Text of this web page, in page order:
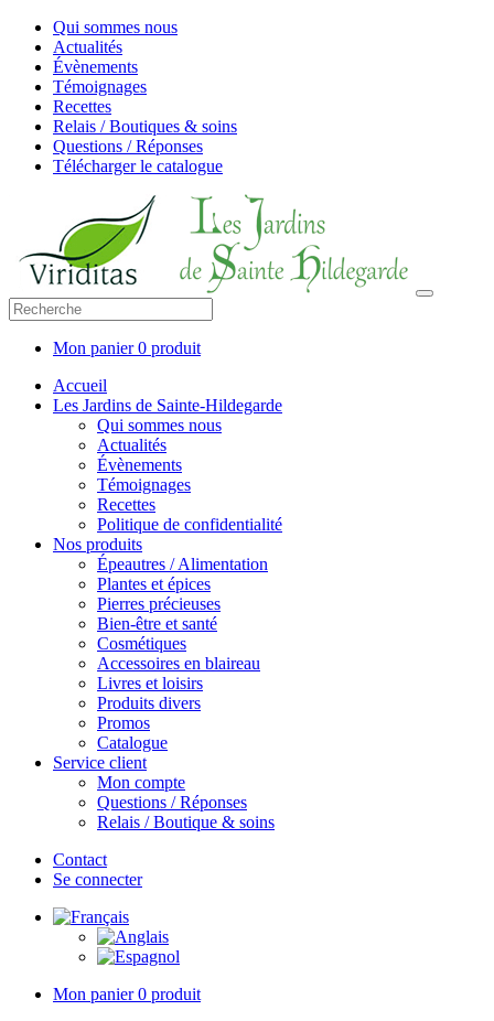
Qui sommes nous
Actualités
Évènements
Témoignages
Recettes
Relais / Boutiques & soins
Questions / Réponses
Télécharger le catalogue
Mon panier0 produit
Accueil
Les Jardins de Sainte-Hildegarde
Qui sommes nous
Actualités
Évènements
Témoignages
Recettes
Politique de confidentialité
Nos produits
Épeautres / Alimentation
Plantes et épices
Pierres précieuses
Bien-être et santé
Cosmétiques
Accessoires en blaireau
Livres et loisirs
Produits divers
Promos
Catalogue
Service client
Mon compte
Questions / Réponses
Relais / Boutique & soins
Contact
Se connecter
Mon panier0 produit